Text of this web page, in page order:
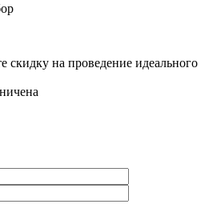
скидку на проведение идеального